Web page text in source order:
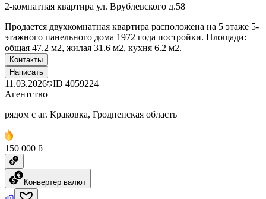
2-комнатная квартира ул. Врублевского д.58
Продается двухкомнатная квартира расположена на 5 этаже 5-
этажного панельного дома 1972 года постройки. Площади:
общая 47.2 м2, жилая 31.6 м2, кухня 6.2 м2.
Контакты
Написать
11.03.2026 ID 4059224
Агентство
рядом с аг. Краковка, Гродненская область
150 000 ƃ
Конвертер валют